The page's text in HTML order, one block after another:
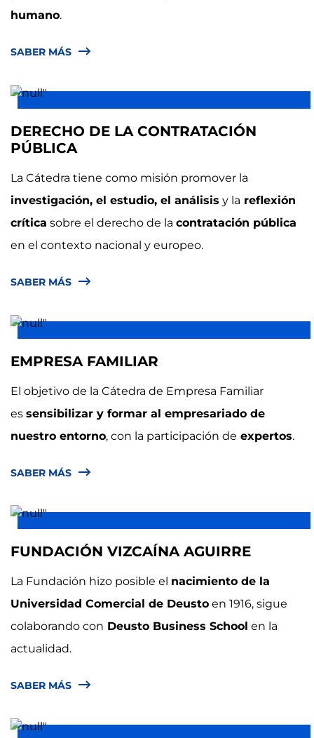
humano.
SABER MÁS
DERECHO DE LA CONTRATACIÓN
PÚBLICA
La Cátedra tiene como misión promover la
investigación, el estudio, el análisis y la reflexión
crítica sobre el derecho de la contratación pública
en el contexto nacional y europeo.
SABER MÁS
EMPRESA FAMILIAR
El objetivo de la Cátedra de Empresa Familiar
es sensibilizar y formar al empresariado de
nuestro entorno, con la participación de expertos.
SABER MÁS
FUNDACIÓN VIZCAÍNA AGUIRRE
La Fundación hizo posible el nacimiento de la
Universidad Comercial de Deusto en 1916, sigue
colaborando con Deusto Business School en la
actualidad.
SABER MÁS